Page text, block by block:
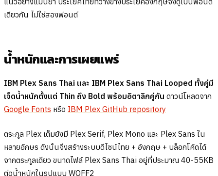
เดียวกัน ไม่ใช่สองฟอนต์
น้ำหนักและการเผยแพร่
IBM Plex Sans Thai และ IBM Plex Sans Thai Looped ทั้งคู่มี
เจ็ดน้ำหนักตั้งแต่ Thin ถึง Bold พร้อมอิตาลิกคู่กัน ดาวน์โหลดจาก
Google Fonts หรือ IBM Plex GitHub repository
ตระกูล Plex เต็มยังมี Plex Serif, Plex Mono และ Plex Sans ใน
หลายอักษร ดังนั้นจึงสร้างระบบดีไซน์ไทย + อังกฤษ + บล็อกโค้ดได้
จากตระกูลเดียว ขนาดไฟล์ Plex Sans Thai อยู่ที่ประมาณ 40-55KB
ต่อน้ำหนักในรูปแบบ WOFF2